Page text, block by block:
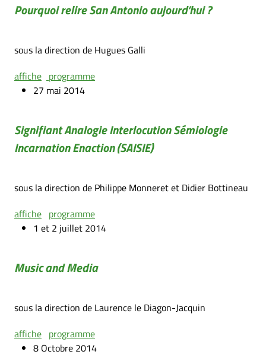
Pourquoi relire San Antonio aujourd’hui ?
sous la direction de Hugues Galli
affiche programme
27 mai 2014
Signifiant Analogie Interlocution Sémiologie
Incarnation Enaction (SAISIE)
sous la direction de Philippe Monneret et Didier Bottineau
affiche programme
1 et 2 juillet 2014
Music and Media
sous la direction de Laurence le Diagon-Jacquin
affiche programme
8 Octobre 2014